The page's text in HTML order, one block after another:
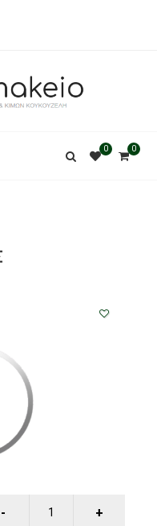
0
0